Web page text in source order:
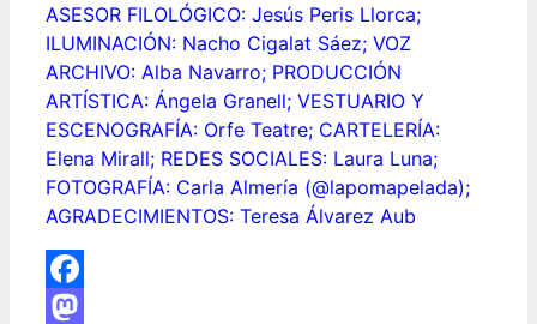
ASESOR FILOLÓGICO: Jesús Peris Llorca;
ILUMINACIÓN: Nacho Cigalat Sáez; VOZ
ARCHIVO: Alba Navarro; PRODUCCIÓN
ARTÍSTICA: Ángela Granell; VESTUARIO Y
ESCENOGRAFÍA: Orfe Teatre; CARTELERÍA:
Elena Mirall; REDES SOCIALES: Laura Luna;
FOTOGRAFÍA: Carla Almería (@lapomapelada);
AGRADECIMIENTOS: Teresa Álvarez Aub
Facebook